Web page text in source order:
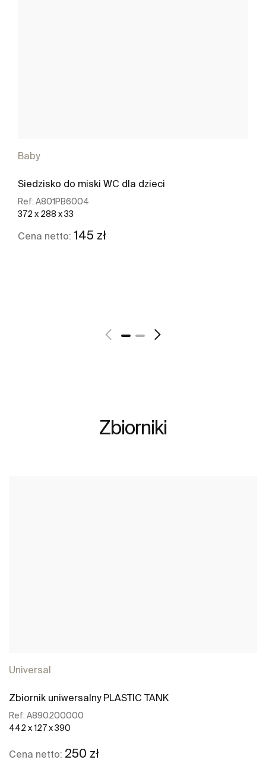
Baby
Siedzisko do miski WC dla dzieci
Ref: A801PB6004
372 x 288 x 33
Cena netto: 145 zł
Zbiorniki
Universal
Zbiornik uniwersalny PLASTIC TANK
Ref: A890200000
442 x 127 x 390
Cena netto: 250 zł